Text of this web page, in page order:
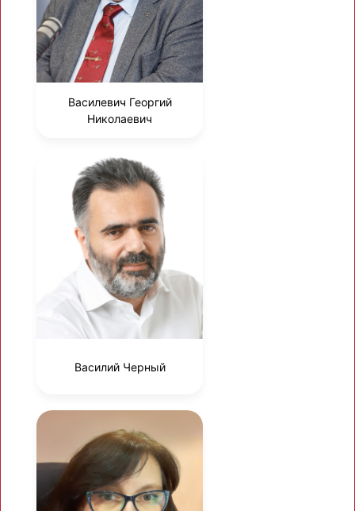
Василевич Георгий
Николаевич
Василий Черный